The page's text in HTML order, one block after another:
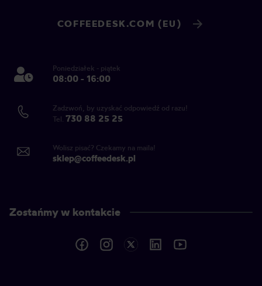
COFFEEDESK.COM (EU)
Poniedziałek - piątek
08:00 - 16:00
Zadzwoń, by uzyskać odpowiedź od razu!
Tel. 730 88 25 25
Wolisz pisać? Czekamy na maila!
sklep@coffeedesk.pl
Zostańmy w kontakcie